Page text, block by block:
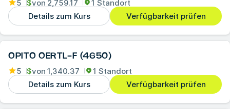
5 $von 2,759.17
1 Standort
Details zum Kurs
Verfügbarkeit prüfen
OPITO OERTL-F (4650)
5 $von 1,340.37
1 Standort
Details zum Kurs
Verfügbarkeit prüfen